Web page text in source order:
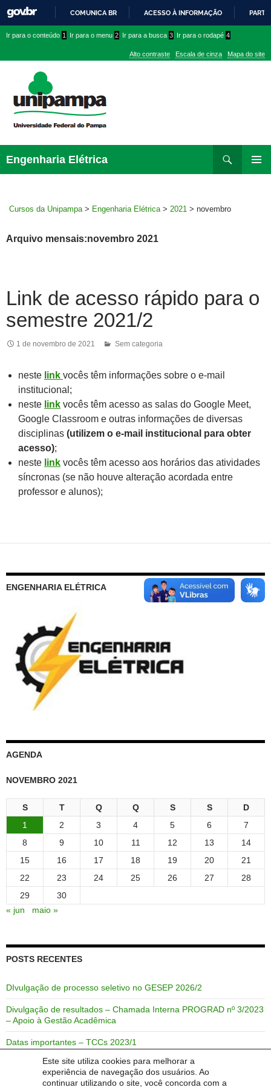
Este site utiliza cookies para melhorar a
experiência de navegação dos usuários. Ao
continuar utilizando o site, você concorda com a
PARA
CONTEÚDO
COMUNICA BR ACESSO À INFORMAÇÃO
conteúdo
menu
superior
menu
Ir para o conteúdo 1 Ir para o menu 2 Ir para a busca 3 Ir para o rodapé 4
Alto contraste Escala de cinza Mapa do site
Engenharia Elétrica
para
Cursos da Unipampa > Engenharia Elétrica > 2021 > novembro
Arquivo mensais:novembro 2021
Link de acesso rápido para o
semestre 2021/2
1 de novembro de 2021 Sem categoria
neste link vocês têm informações sobre o e-mail
institucional;
neste link vocês têm acesso as salas do Google Meet,
Google Classroom e outras informações de diversas
disciplinas (utilizem o e-mail institucional para obter
acesso);
neste link vocês têm acesso aos horários das atividades
síncronas (se não houve alteração acordada entre
professor e alunos);
ENGENHARIA ELÉTRICA
AGENDA
NOVEMBRO 2021
S T Q Q S S
D
1
2 3 4 5 6
7
8
9 10 11 12 13
14
15
16 17 18 19 20
21
22
23 24 25 26 27
28
29
30
« jun
maio »
POSTS RECENTES
DIvulgação de processo seletivo no GESEP 2026/2
Divulgação de resultados – Chamada Interna PROGRAD nº 3/2023
– Apoio à Gestão Acadêmica
Datas importantes – TCCs 2023/1
Link de acesso rápido para o semestre 2021/2